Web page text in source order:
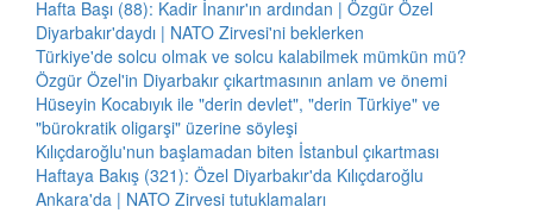
Hafta Başı (88): Kadir İnanır'ın ardından | Özgür Özel
Diyarbakır'daydı | NATO Zirvesi'ni beklerken
Türkiye'de solcu olmak ve solcu kalabilmek mümkün mü?
Özgür Özel'in Diyarbakır çıkartmasının anlam ve önemi
Hüseyin Kocabıyık ile "derin devlet", "derin Türkiye" ve
"bürokratik oligarşi" üzerine söyleşi
Kılıçdaroğlu'nun başlamadan biten İstanbul çıkartması
Haftaya Bakış (321): Özel Diyarbakır'da Kılıçdaroğlu
Ankara'da | NATO Zirvesi tutuklamaları